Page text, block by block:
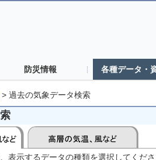
防災情報 各種データ・
> 過去の気象データ検索
表示するデータの種類を選択してくだ